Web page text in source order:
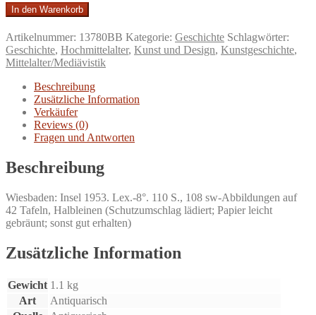
Kaiser
Friedrichs
II.
Triumphtor
zu
Capua.
Denkmal
Hohenstaufischer
Kunst
Süditalien.
Menge
In den Warenkorb
Artikelnummer: 13780BB Kategorie: Geschichte Schlagwörter:
Geschichte, Hochmittelalter, Kunst und Design, Kunstgeschichte,
Mittelalter/Mediävistik
Beschreibung
Zusätzliche Information
Verkäufer
Reviews (0)
Fragen und Antworten
Beschreibung
Wiesbaden: Insel 1953. Lex.-8°. 110 S., 108 sw-Abbildungen auf
42 Tafeln, Halbleinen (Schutzumschlag lädiert; Papier leicht
gebräunt; sonst gut erhalten)
Zusätzliche Information
Gewicht 1.1 kg
Art
Antiquarisch